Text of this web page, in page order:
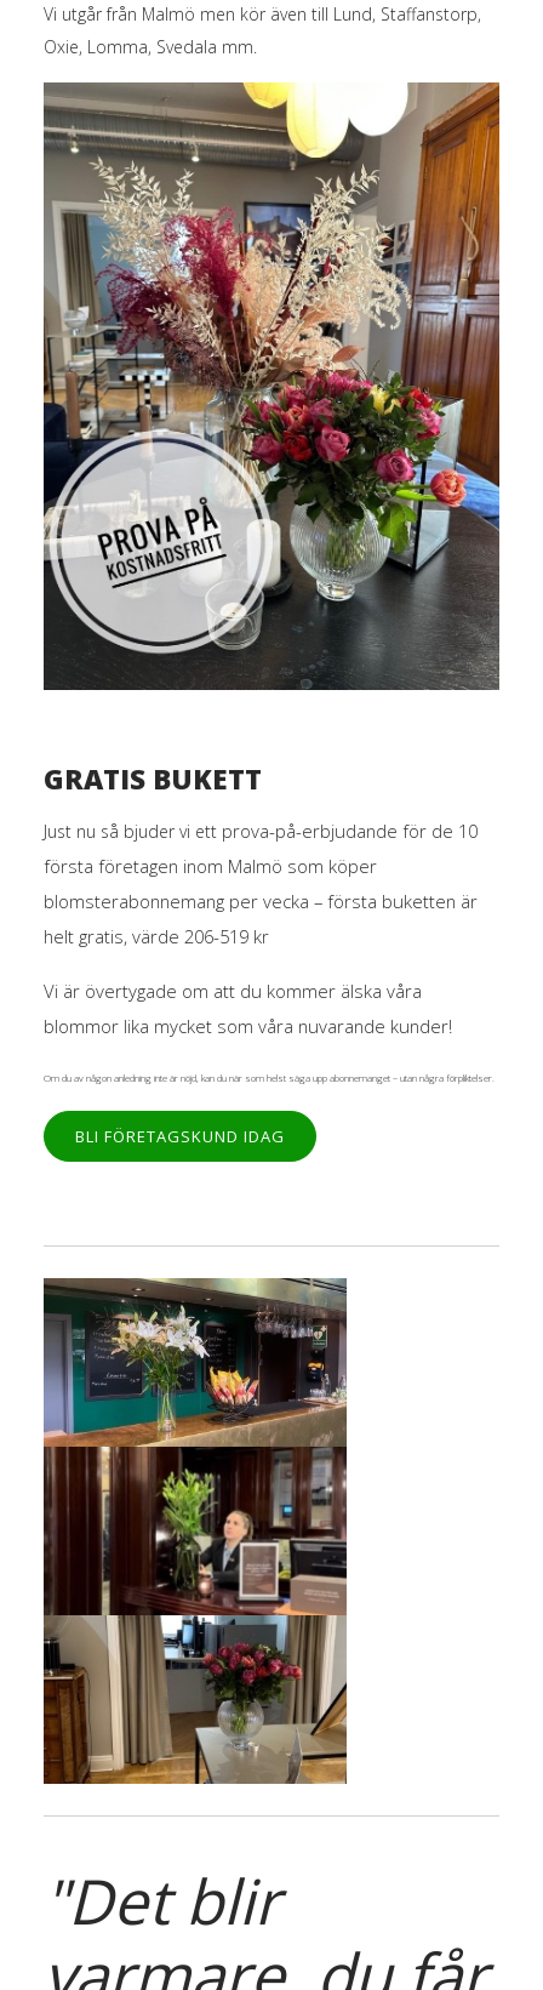
Vi utgår från Malmö men kör även till Lund, Staffanstorp,
Oxie, Lomma, Svedala mm.
GRATIS BUKETT
Just nu så bjuder vi ettprova-på-erbjudande för de 10
första företagen inom Malmö som köper
blomsterabonnemang per vecka – första buketten är
helt gratis, värde 206-519 kr
Vi är övertygade om att du kommer älska våra
blommor lika mycket som våra nuvarande kunder!
Om du av någon anledning inte är nöjd, kan du när som helst säga upp abonnemanget – utan några förpliktelser.
BLI FÖRETAGSKUND IDAG
"Det blir